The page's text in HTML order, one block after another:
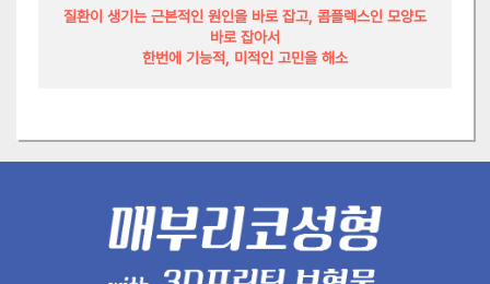
질환이 생기는 근본적인 원인을 바로 잡고, 콤플렉스인 모양도
바로 잡아서
한번에 기능적, 미적인 고민을 해소